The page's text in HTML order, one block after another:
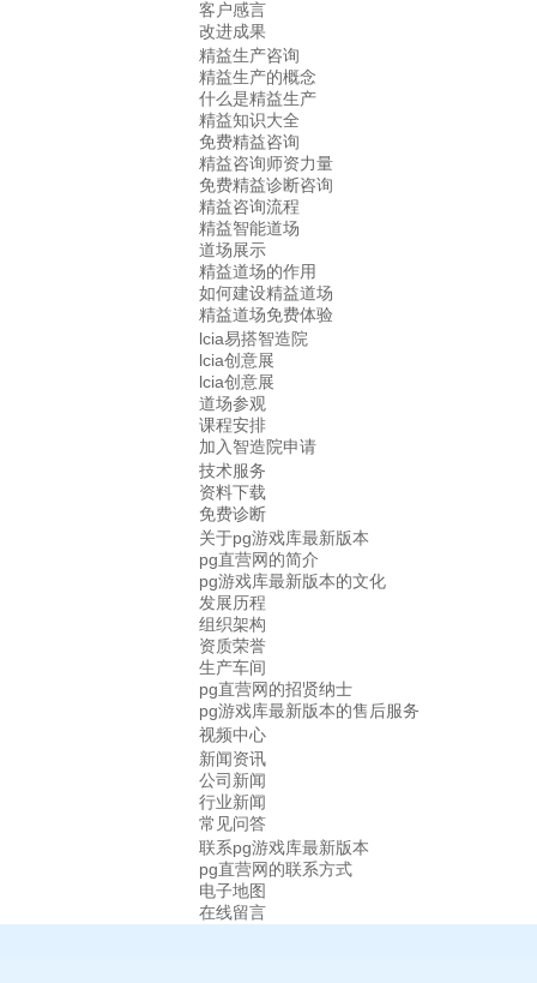
客户感言
改进成果
精益生产咨询
精益生产的概念
什么是精益生产
精益知识大全
免费精益咨询
精益咨询师资力量
免费精益诊断咨询
精益咨询流程
精益智能道场
道场展示
精益道场的作用
如何建设精益道场
精益道场免费体验
lcia易搭智造院
lcia创意展
lcia创意展
道场参观
课程安排
加入智造院申请
技术服务
资料下载
免费诊断
关于pg游戏库最新版本
pg直营网的简介
pg游戏库最新版本的文化
发展历程
组织架构
资质荣誉
生产车间
pg直营网的招贤纳士
pg游戏库最新版本的售后服务
视频中心
新闻资讯
公司新闻
行业新闻
常见问答
联系pg游戏库最新版本
pg直营网的联系方式
电子地图
在线留言